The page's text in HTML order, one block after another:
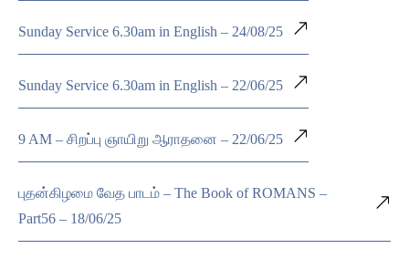
Sunday Service 6.30am in English – 24/08/25
Sunday Service 6.30am in English – 22/06/25
9 AM – சிறப்பு ஞாயிறு ஆராதனை – 22/06/25
புதன்கிழமை வேத பாடம் – The Book of ROMANS –
Part56 – 18/06/25